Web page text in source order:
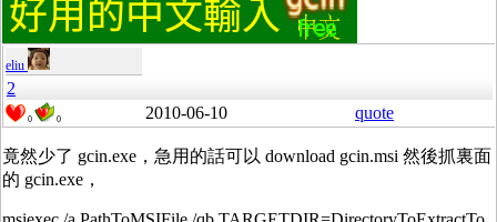
eliu
2
0 0 2010-06-10 quote
竟然少了 gcin.exe，急用的話可以 download gcin.msi 然後抓裏面
的 gcin.exe，